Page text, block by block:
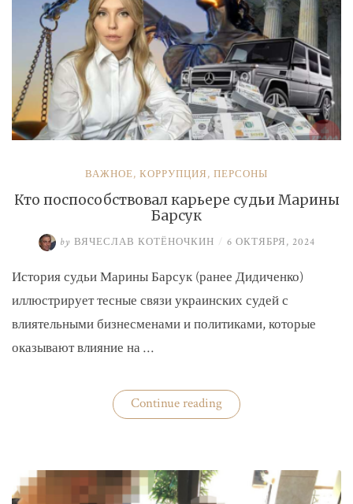
ВАЖНОЕ, КОРРУПЦИЯ, ПЕРСОНЫ
Кто поспособствовал карьере судьи Марины
Барсук
by ВЯЧЕСЛАВ КОТЁНОЧКИН / 6 ОКТЯБРЯ, 2024
История судьи Марины Барсук (ранее Дидиченко)
иллюстрирует тесные связи украинских судей с
влиятельными бизнесменами и политиками, которые
оказывают влияние на …
Continue reading«Кто
поспособствовал
Барсук»